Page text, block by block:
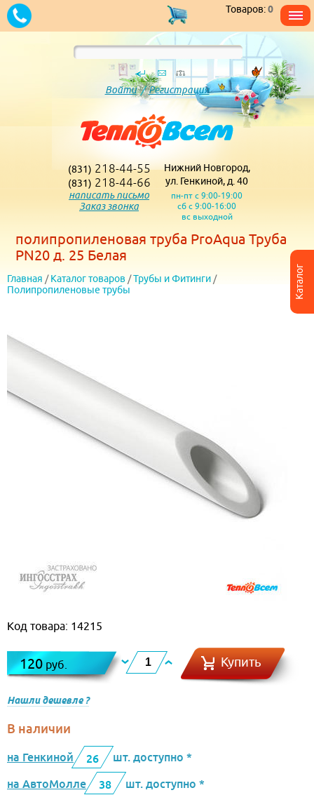
Каталог
Товаров:0
Войти/Регистрация
(831) 218-44-55
(831) 218-44-66
написать письмо
Заказ звонка
Нижний Новгород,
ул. Генкиной, д. 40
пн-пт с 9:00-19:00
сб с 9:00-16:00
вс выходной
полипропиленовая труба ProAqua Труба
PN20 д. 25 Белая
Главная / Каталог товаров /Трубы и Фитинги /
Полипропиленовые трубы
Код товара: 14215
120 руб. Купить
Нашли дешевле ?
В наличии
на Генкиной 26
шт. доступно *
на АвтоМолле
38 шт. доступно *